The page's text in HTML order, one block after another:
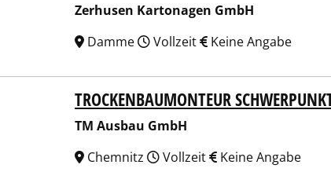
Zerhusen Kartonagen GmbH
Damme
Vollzeit Keine Angabe
GmbHTROCKENBAUMONTEUR
TM Ausbau GmbH
Chemnitz
Vollzeit Keine Angabe